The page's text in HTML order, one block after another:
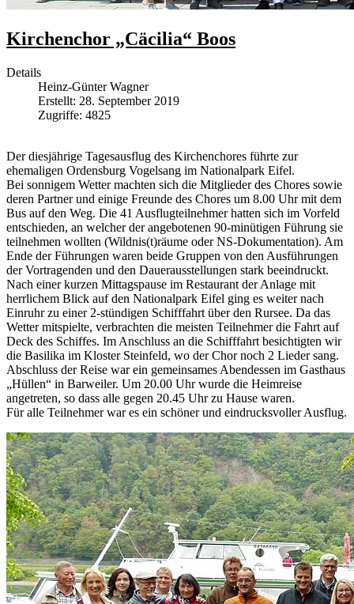
Kirchenchor „Cäcilia“ Boos
Details
Heinz-Günter Wagner
Erstellt: 28. September 2019
Zugriffe: 4825
Der diesjährige Tagesausflug des Kirchenchores führte zur
ehemaligen Ordensburg Vogelsang im Nationalpark Eifel.
Bei sonnigem Wetter machten sich die Mitglieder des Chores sowie
deren Partner und einige Freunde des Chores um 8.00 Uhr mit dem
Bus auf den Weg. Die 41 Ausflugteilnehmer hatten sich im Vorfeld
entschieden, an welcher der angebotenen 90-minütigen Führung sie
teilnehmen wollten (Wildnis(t)räume oder NS-Dokumentation). Am
Ende der Führungen waren beide Gruppen von den Ausführungen
der Vortragenden und den Dauerausstellungen stark beeindruckt.
Nach einer kurzen Mittagspause im Restaurant der Anlage mit
herrlichem Blick auf den Nationalpark Eifel ging es weiter nach
Einruhr zu einer 2-stündigen Schifffahrt über den Rursee. Da das
Wetter mitspielte, verbrachten die meisten Teilnehmer die Fahrt auf
Deck des Schiffes. Im Anschluss an die Schifffahrt besichtigten wir
die Basilika im Kloster Steinfeld, wo der Chor noch 2 Lieder sang.
Abschluss der Reise war ein gemeinsames Abendessen im Gasthaus
„Hüllen“ in Barweiler. Um 20.00 Uhr wurde die Heimreise
angetreten, so dass alle gegen 20.45 Uhr zu Hause waren.
Für alle Teilnehmer war es ein schöner und eindrucksvoller Ausflug.